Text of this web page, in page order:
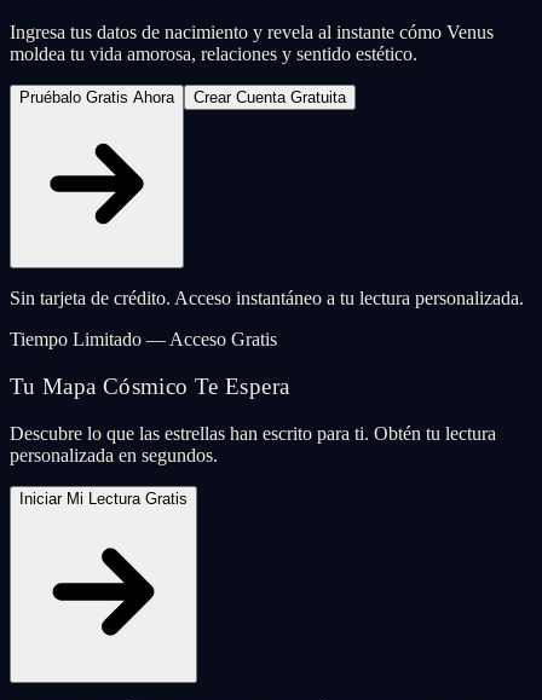
Ingresa tus datos de nacimiento y revela al instante cómo Venus
moldea tu vida amorosa, relaciones y sentido estético.
Pruébalo Gratis Ahora Crear Cuenta Gratuita
Sin tarjeta de crédito. Acceso instantáneo a tu lectura personalizada.
Tiempo Limitado — Acceso Gratis
Tu Mapa Cósmico Te Espera
Descubre lo que las estrellas han escrito para ti. Obtén tu lectura
personalizada en segundos.
Iniciar Mi Lectura Gratis